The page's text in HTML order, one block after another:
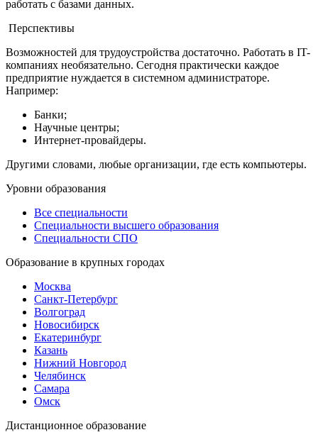
работать с базами данных.
Перспективы
Возможностей для трудоустройства достаточно. Работать в IT-
компаниях необязательно. Сегодня практически каждое
предприятие нуждается в системном администраторе.
Например:
Банки;
Научные центры;
Интернет-провайдеры.
Другими словами, любые организации, где есть компьютеры.
Уровни образования
Все специальности
Специальности высшего образования
Специальности СПО
Образование в крупных городах
Москва
Санкт-Петербург
Волгоград
Новосибирск
Екатеринбург
Казань
Нижний Новгород
Челябинск
Самара
Омск
Дистанционное образование